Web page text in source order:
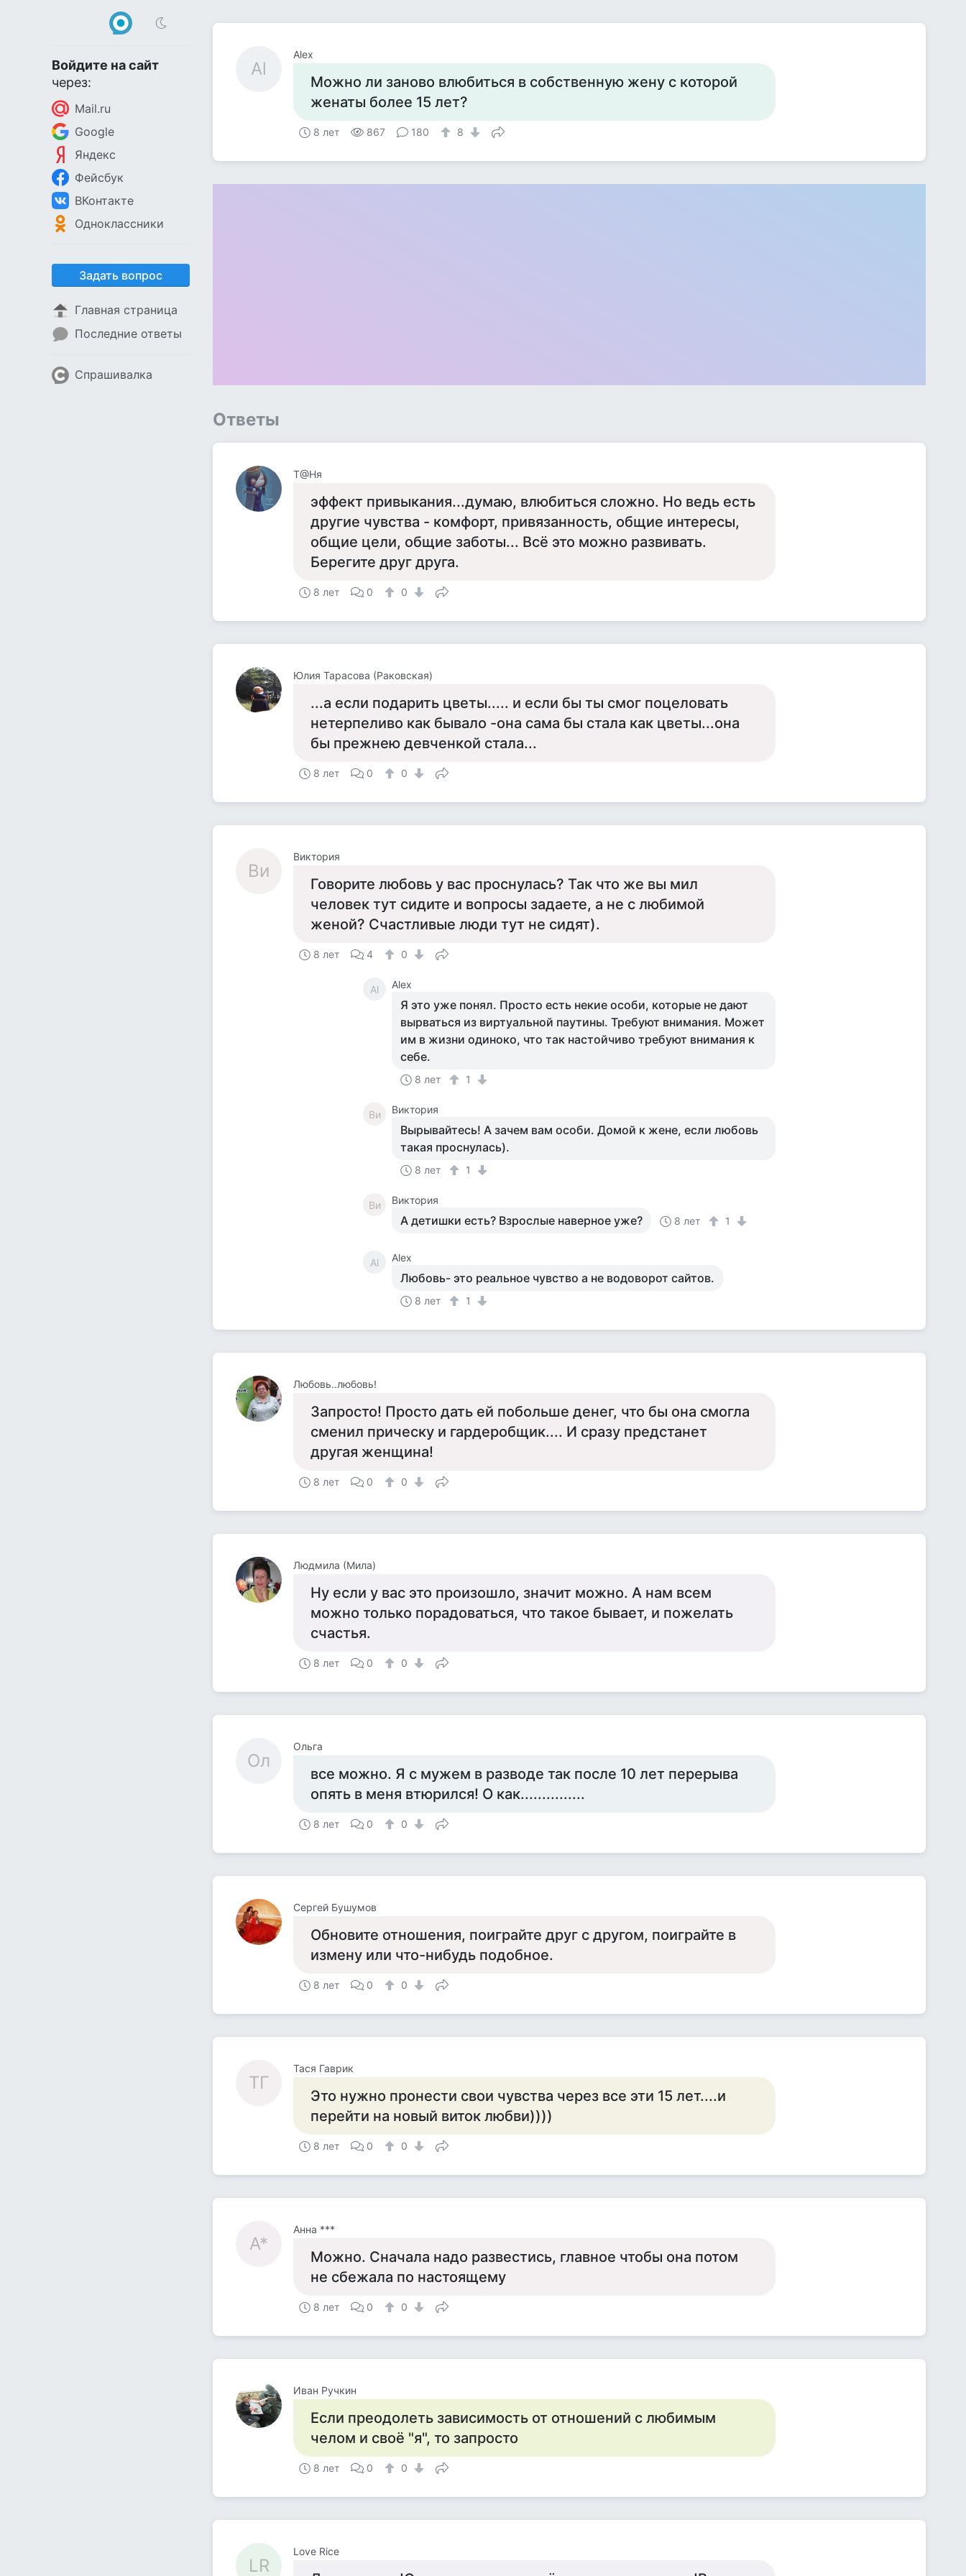
Войдите на сайт
через:
Mail.ru
Google
Яндекс
Фейсбук
ВКонтакте
Одноклассники
Задать вопрос
Главная страница
Последние ответы
Спрашивалка
Al
Alex
Можно ли заново влюбиться в собственную жену с которой
женаты более 15 лет?
8 лет 867 180 8
Ответы
Т@Ня
эффект привыкания...думаю, влюбиться сложно. Но ведь есть
другие чувства - комфорт, привязанность, общие интересы,
общие цели, общие заботы... Всё это можно развивать.
Берегите друг друга.
8 лет 0 0
Юлия Тарасова (Раковская)
...а если подарить цветы..... и если бы ты смог поцеловать
нетерпеливо как бывало -она сама бы стала как цветы...она
бы прежнею девченкой стала...
8 лет 0 0
Ви
Виктория
Говорите любовь у вас проснулась? Так что же вы мил
человек тут сидите и вопросы задаете, а не с любимой
женой? Счастливые люди тут не сидят).
8 лет 4 0
Al Alex
Я это уже понял. Просто есть некие особи, которые не дают
вырваться из виртуальной паутины. Требуют внимания. Может
им в жизни одиноко, что так настойчиво требуют внимания к
себе.
8 лет 1
Ви Виктория
Вырывайтесь! А зачем вам особи. Домой к жене, если любовь
такая проснулась).
8 лет 1
Ви Виктория
А детишки есть? Взрослые наверное уже? 8 лет 1
Al Alex
Любовь- это реальное чувство а не водоворот сайтов.
8 лет 1
Любовь..любовь!
Запросто! Просто дать ей побольше денег, что бы она смогла
сменил прическу и гардеробщик.... И сразу предстанет
другая женщина!
8 лет 0 0
Людмила (Мила)
Ну если у вас это произошло, значит можно. А нам всем
можно только порадоваться, что такое бывает, и пожелать
счастья.
8 лет 0 0
Ол
Ольга
все можно. Я с мужем в разводе так после 10 лет перерыва
опять в меня втюрился! О как...............
8 лет 0 0
Сергей Бушумов
Обновите отношения, поиграйте друг с другом, поиграйте в
измену или что-нибудь подобное.
8 лет 0 0
ТГ
Тася Гаврик
Это нужно пронести свои чувства через все эти 15 лет....и
перейти на новый виток любви))))
8 лет 0 0
А*
Анна ***
Можно. Сначала надо развестись, главное чтобы она потом
не сбежала по настоящему
8 лет 0 0
Иван Ручкин
Если преодолеть зависимость от отношений с любимым
челом и своё "я", то запросто
8 лет 0 0
LR
Love Rice